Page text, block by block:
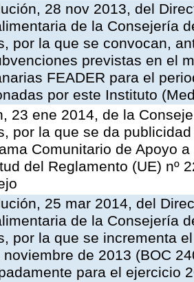
28 nov 2013, del
de la Consejería
por la que se convocan,
previstas en el
FEADER para el
por este Instituto
23 ene 2014, de la
por la que se da
Comunitario de Apoyo
del Reglamento (UE) nº
25 mar 2014, del
de la Consejería
por la que se incrementa
noviembre de 2013 (BOC
para el ejercicio